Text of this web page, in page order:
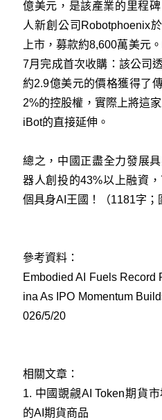
億美元，是該產業的里程
人新創公司Robotphoenix
上市，募款約8,600萬美元
7月完成首次收購：該公司
約2.9億美元的價格獲得了
2%的控股權，實際上將這
iBot的直接延伸。
總之，中國正盡全力發展
器人創投的43%以上融資
個具身AI王國！（1181字；
參考資料：
Embodied AI Fuels Record
ina As IPO Momentum
026/5/20
相關文章：
1. 中國覬覦AI Token期貨
的AI期貨商品